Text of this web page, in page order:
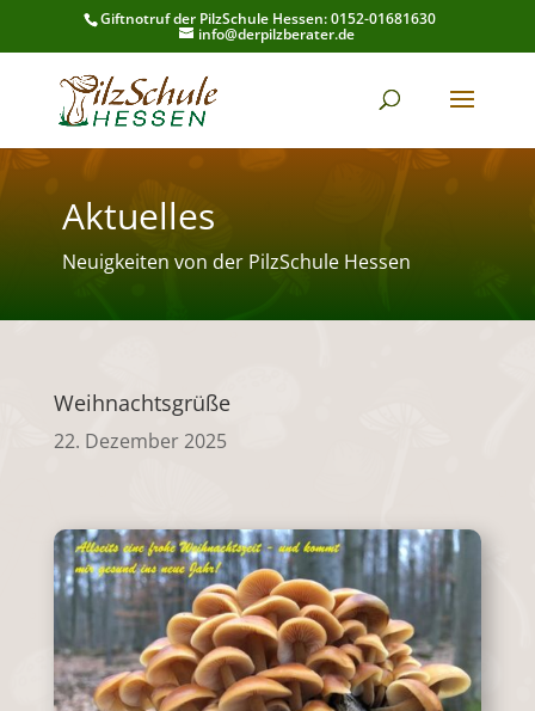
Giftnotruf der PilzSchule Hessen: 0152-01681630
info@derpilzberater.de
Aktuelles
Neuigkeiten von der PilzSchule Hessen
Weihnachtsgrüße
22. Dezember 2025